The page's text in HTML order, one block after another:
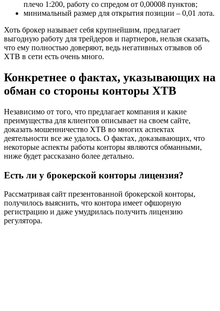
плечо 1:200, работу со спредом от 0,00008 пунктов;
минимальный размер для открытия позиции – 0,01 лота.
Хоть брокер называет себя крупнейшим, предлагает
выгодную работу для трейдеров и партнеров, нельзя сказать,
что ему полностью доверяют, ведь негативных отзывов об
XTB в сети есть очень много.
Конкретнее о фактах, указывающих на
обман со стороны конторы XTB
Независимо от того, что предлагает компания и какие
преимущества для клиентов описывает на своем сайте,
доказать мошенничество XTB во многих аспектах
деятельности все же удалось. О фактах, доказывающих, что
некоторые аспекты работы конторы являются обманными,
ниже будет рассказано более детально.
Есть ли у брокерской конторы лицензия?
Рассматривая сайт презентованной брокерской конторы,
получилось выяснить, что контора имеет офшорную
регистрацию и даже умудрилась получить лицензию
регулятора.